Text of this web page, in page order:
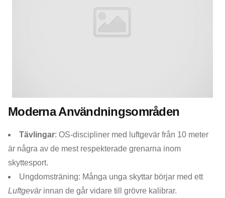
Moderna Användningsområden
Tävlingar: OS-discipliner med luftgevär från 10 meter
är några av de mest respekterade grenarna inom
skyttesport.
Ungdomsträning: Många unga skyttar börjar med ett
Luftgevärinnan de går vidare till grövre kalibrar.